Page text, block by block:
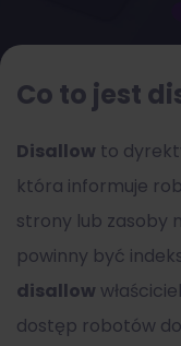
Co to jest
Disallow to
która informuje
strony lub zasoby
powinny być
disallow
dostęp robotów